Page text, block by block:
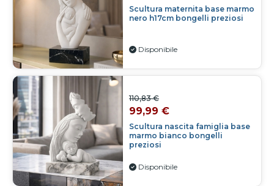
Scultura maternita base marmo
nero h17cm bongelli preziosi
Disponibile
Scultura nascita famiglia base
marmo bianco bongelli
preziosi
110,83 €
99,99 €
Disponibile